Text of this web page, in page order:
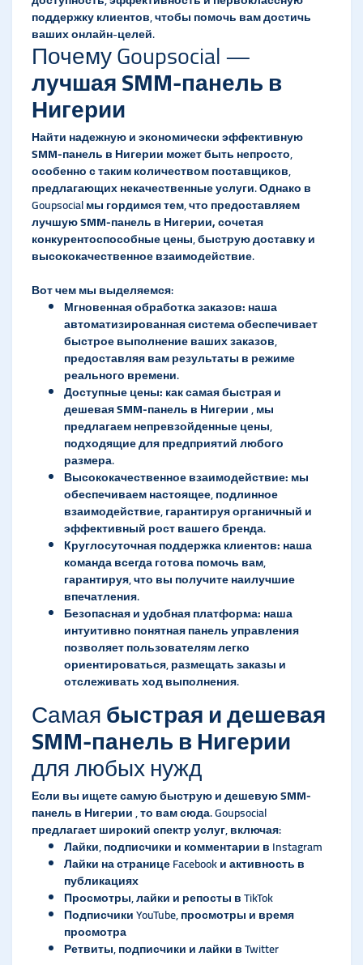
поддержку клиентов, чтобы помочь вам достичь
ваших онлайн-целей.
Почему Goupsocial —
лучшая SMM-панель в
Нигерии
Найти надежную и экономически эффективную
SMM-панель в Нигерииможет быть непросто,
особенно с таким количеством поставщиков,
предлагающих некачественные услуги. Однако в
Goupsocial мы гордимся тем, что предоставляем
лучшую SMM-панель в Нигерии,сочетая
конкурентоспособные цены, быструю доставку и
высококачественное взаимодействие.
Вот чем мы выделяемся:
Мгновенная обработка заказов:наша
автоматизированная система обеспечивает
быстрое выполнение ваших заказов,
предоставляя вам результаты в режиме
реального времени.
Доступные цены:как самаябыстрая и
дешевая SMM-панель в Нигерии, мы
предлагаем непревзойденные цены,
подходящие для предприятий любого
размера.
Высококачественное взаимодействие:мы
обеспечиваем настоящее, подлинное
взаимодействие, гарантируя органичный и
эффективный рост вашего бренда.
Круглосуточная поддержка клиентов:наша
команда всегда готова помочь вам,
гарантируя, что вы получите наилучшие
впечатления.
Безопасная и удобная платформа:наша
интуитивно понятная панель управления
позволяет пользователям легко
ориентироваться, размещать заказы и
отслеживать ход выполнения.
Самаябыстрая и дешевая
SMM-панель в Нигерии
для любых нужд
Если вы ищете самуюбыструю и дешевую SMM-
панель в Нигерии, то вам сюда. Goupsocial
предлагает широкий спектр услуг, включая:
Лайки, подписчики и комментарии в Instagram
Лайки на странице Facebook и активность в
публикациях
Просмотры, лайки и репосты в TikTok
Подписчики YouTube, просмотры и время
просмотра
Ретвиты, подписчики и лайки в Twitter